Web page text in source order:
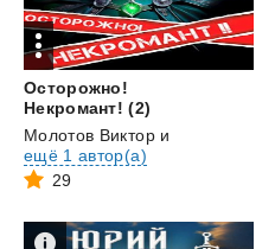
Осторожно!
Некромант! (2)
Молотов Виктори
ещё 1 автор(а)
29